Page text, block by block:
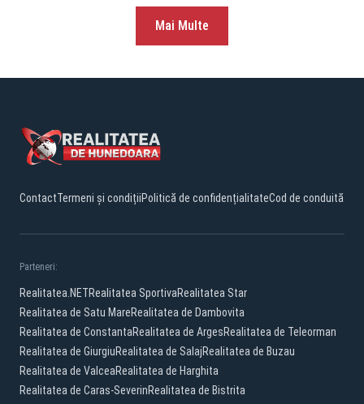
Mai Multe
ContactTermeni și condițiiPolitică de confidențialitateCod de conduită
Parteneri:
Realitatea.NETRealitatea SportivaRealitatea Star
Realitatea de Satu MareRealitatea de Dambovita
Realitatea de ConstantaRealitatea de ArgesRealitatea de Teleorman
Realitatea de GiurgiuRealitatea de SalajRealitatea de Buzau
Realitatea de ValceaRealitatea de Harghita
Realitatea de Caras-SeverinRealitatea de Bistrita